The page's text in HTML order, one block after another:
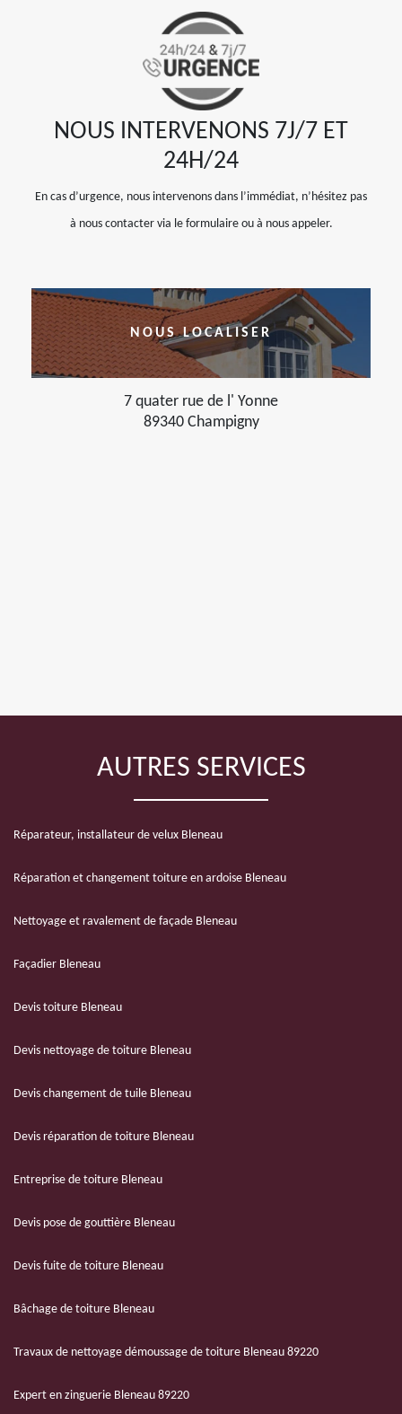
NOUS INTERVENONS 7J/7 ET
24H/24
En cas d’urgence, nous intervenons dans l’immédiat, n’hésitez pas
à nous contacter via le formulaire ou à nous appeler.
NOUS LOCALISER
7 quater rue de l' Yonne
89340 Champigny
AUTRES SERVICES
Réparateur, installateur de velux Bleneau
Réparation et changement toiture en ardoise Bleneau
Nettoyage et ravalement de façade Bleneau
Façadier Bleneau
Devis toiture Bleneau
Devis nettoyage de toiture Bleneau
Devis changement de tuile Bleneau
Devis réparation de toiture Bleneau
Entreprise de toiture Bleneau
Devis pose de gouttière Bleneau
Devis fuite de toiture Bleneau
Bâchage de toiture Bleneau
Travaux de nettoyage démoussage de toiture Bleneau 89220
Expert en zinguerie Bleneau 89220